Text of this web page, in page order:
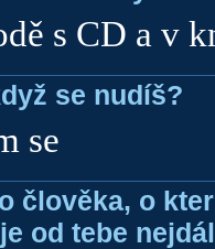
s CD a v
se nudíš?
se
člověka, o
od tebe